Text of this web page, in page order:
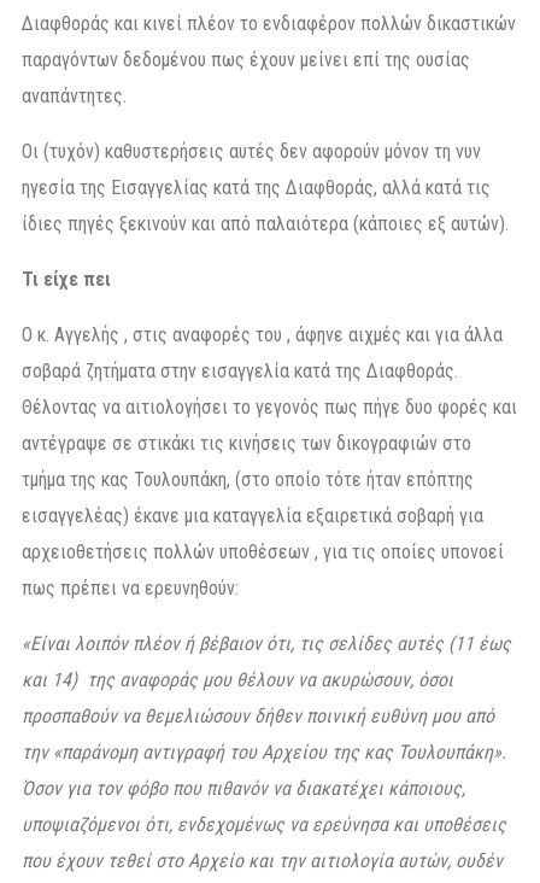
Διαφθοράς και κινεί πλέον το ενδιαφέρον πολλών δικαστικών
παραγόντων δεδομένου πως έχουν μείνει επί της ουσίας
αναπάντητες.
Οι (τυχόν) καθυστερήσεις αυτές δεν αφορούν μόνον τη νυν
ηγεσία της Εισαγγελίας κατά της Διαφθοράς, αλλά κατά τις
ίδιες πηγές ξεκινούν και από παλαιότερα (κάποιες εξ αυτών).
Τι είχε πει
Ο κ. Αγγελής , στις αναφορές του , άφηνε αιχμές και για άλλα
σοβαρά ζητήματα στην εισαγγελία κατά της Διαφθοράς.
Θέλοντας να αιτιολογήσει το γεγονός πως πήγε δυο φορές και
αντέγραψε σε στικάκι τις κινήσεις των δικογραφιών στο
τμήμα της κας Τουλουπάκη, (στο οποίο τότε ήταν επόπτης
εισαγγελέας) έκανε μια καταγγελία εξαιρετικά σοβαρή για
αρχειοθετήσεις πολλών υποθέσεων , για τις οποίες υπονοεί
πως πρέπει να ερευνηθούν:
«Είναι λοιπόν πλέον ή βέβαιον ότι, τις σελίδες αυτές (11 έως
και 14) της αναφοράς μου θέλουν να ακυρώσουν, όσοι
προσπαθούν να θεμελιώσουν δήθεν ποινική ευθύνη μου από
την «παράνομη αντιγραφή του Αρχείου της κας Τουλουπάκη».
Όσον για τον φόβο που πιθανόν να διακατέχει κάποιους,
υποψιαζόμενοι ότι, ενδεχομένως να ερεύνησα και υποθέσεις
που έχουν τεθεί στο Αρχείο και την αιτιολογία αυτών, ουδέν